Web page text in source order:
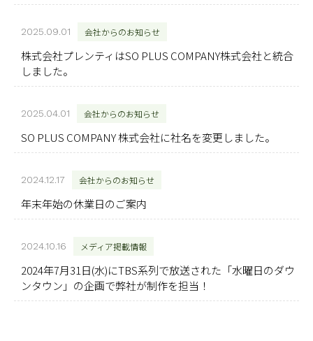
2025.09.01 会社からのお知らせ
株式会社プレンティはSO PLUS COMPANY株式会社と統合
しました。
2025.04.01 会社からのお知らせ
SO PLUS COMPANY 株式会社に社名を変更しました。
2024.12.17 会社からのお知らせ
年末年始の休業日のご案内
2024.10.16 メディア掲載情報
2024年7月31日(水)にTBS系列で放送された「水曜日のダウ
ンタウン」の企画で弊社が制作を担当！